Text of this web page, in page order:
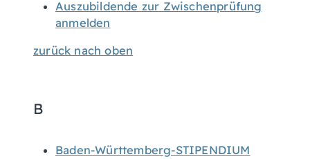
Auszubildende zur Zwischenprüfung
anmelden
zurück nach oben
B
Baden-Württemberg-STIPENDIUM